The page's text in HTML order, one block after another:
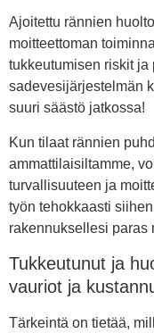
Ajoitettu rännien
moitteettoman
tukkeutumisen riskit ja
sadevesijärjestelmän
suuri säästö jatkossa!
Kun tilaat rännien
ammattilaisiltamme,
turvallisuuteen ja
työn tehokkaasti
rakennuksellesi paras
Tukkeutunut ja
vauriot ja
Tärkeintä on tietää,